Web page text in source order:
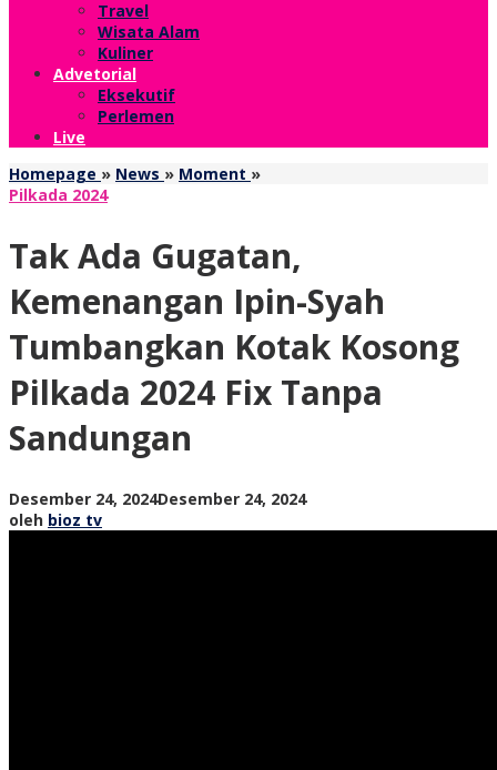
Travel
Wisata Alam
Kuliner
Advetorial
Eksekutif
Perlemen
Live
Homepage » News » Moment »Tak
Ipin-
Syah
Tumbangkan
Kotak
Kosong
Pilkada
2024
Fix
Pilkada 2024
Tak Ada Gugatan,
Kemenangan Ipin-Syah
Tumbangkan Kotak Kosong
Pilkada 2024 Fix Tanpa
Sandungan
Desember 24, 2024Desember 24, 2024oleh
oleh bioz tv